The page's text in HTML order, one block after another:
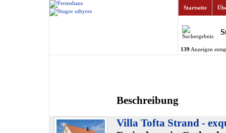
Startseite
139 Anzeigen
Beschreibung
Villa Tofta Strand -